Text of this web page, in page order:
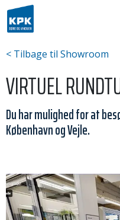
< Tilbage til Showroom
VIRTUEL
Du har mulighed for at
København og Vejle.